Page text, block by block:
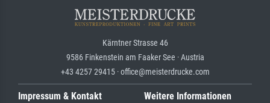
Kärntner Strasse 46
9586 Finkenstein am Faaker See · Austria
+43 4257 29415 · office@meisterdrucke.com
Impressum & Kontakt Weitere Informationen